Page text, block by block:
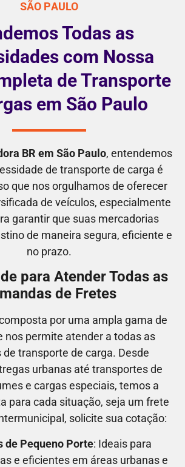
SÃO PAULO
Todas as
com Nossa
de Transporte
em São Paulo
BR em São Paulo, entendemos
de transporte de carga é
que nos orgulhamos de oferecer
de veículos, especialmente
garantir que suas mercadorias
de maneira segura, eficiente e
no prazo.
para Atender Todas as
de Fretes
por uma ampla gama de
nos permite atender a todas as
transporte de carga. Desde
urbanas até transportes de
e cargas especiais, temos a
para cada situação, seja um frete
solicite sua cotação:
de Pequeno Porte: Ideais para
e eficientes em áreas urbanas e